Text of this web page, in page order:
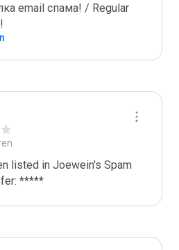
email спама! / Regular
listed in Joewein's Spam
*****